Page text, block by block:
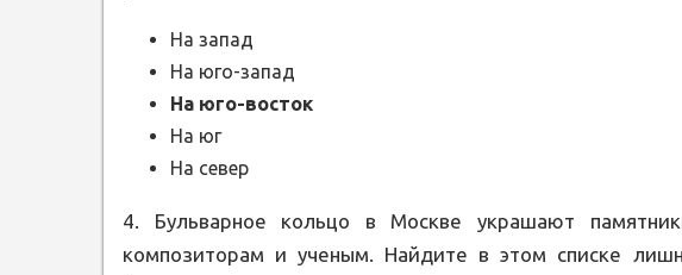
На запад
На юго-запад
На юго-восток
На юг
На север
4. Бульварное кольцо в Москве украшают
композиторам и ученым. Найдите в этом списке